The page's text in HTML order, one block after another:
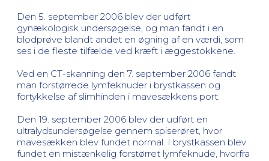
Den 5. september 2006 blev der udført
gynækologisk undersøgelse, og man fandt i en
blodprøve blandt andet en øgning af en værdi, som
ses i de fleste tilfælde ved kræft i æggestokkene.
Ved en CT-skanning den 7. september 2006 fandt
man forstørrede lymfeknuder i brystkassen og
fortykkelse af slimhinden i mavesækkens port.
Den 19. september 2006 blev der udført en
ultralydsundersøgelse gennem spiserøret, hvor
mavesækken blev fundet normal. I brystkassen blev
fundet en mistænkelig forstørret lymfeknude, hvorfra